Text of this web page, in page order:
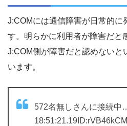
J:COMには通信障害が日常的に
す。明らかに利用者が障害だと
J:COM側が障害だと認めないと
います。
572名無しさんに接続中
18:51:21.19ID:rVB46kCM